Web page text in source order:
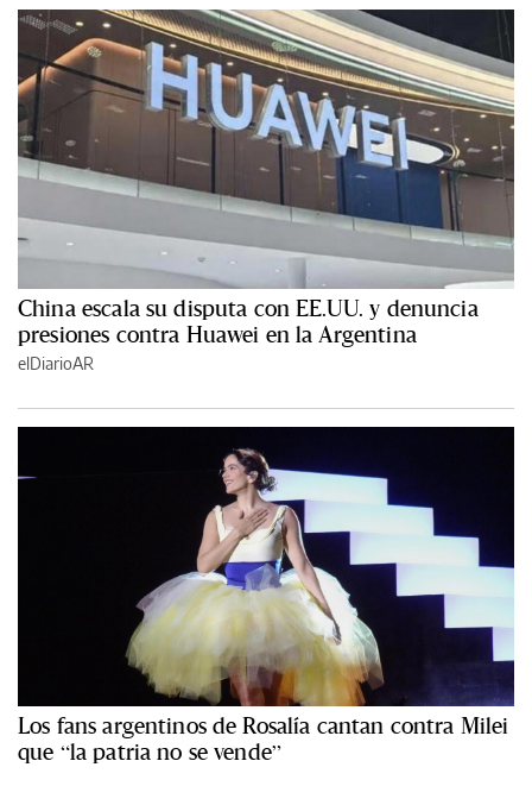
China escala su disputa con EE.UU. y denuncia
presiones contra Huawei en la Argentina
elDiarioAR
Los fans argentinos de Rosalía cantan contra Milei
que “la patria no se vende”